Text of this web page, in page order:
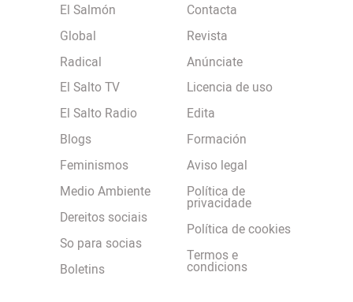
El Salmón
Global
Radical
El Salto TV
El Salto Radio
Blogs
Feminismos
Medio Ambiente
Dereitos sociais
So para socias
Boletins
Contacta
Revista
Anúnciate
Licencia de uso
Edita
Formación
Aviso legal
Política de
privacidade
Política de cookies
Termos e
condicions